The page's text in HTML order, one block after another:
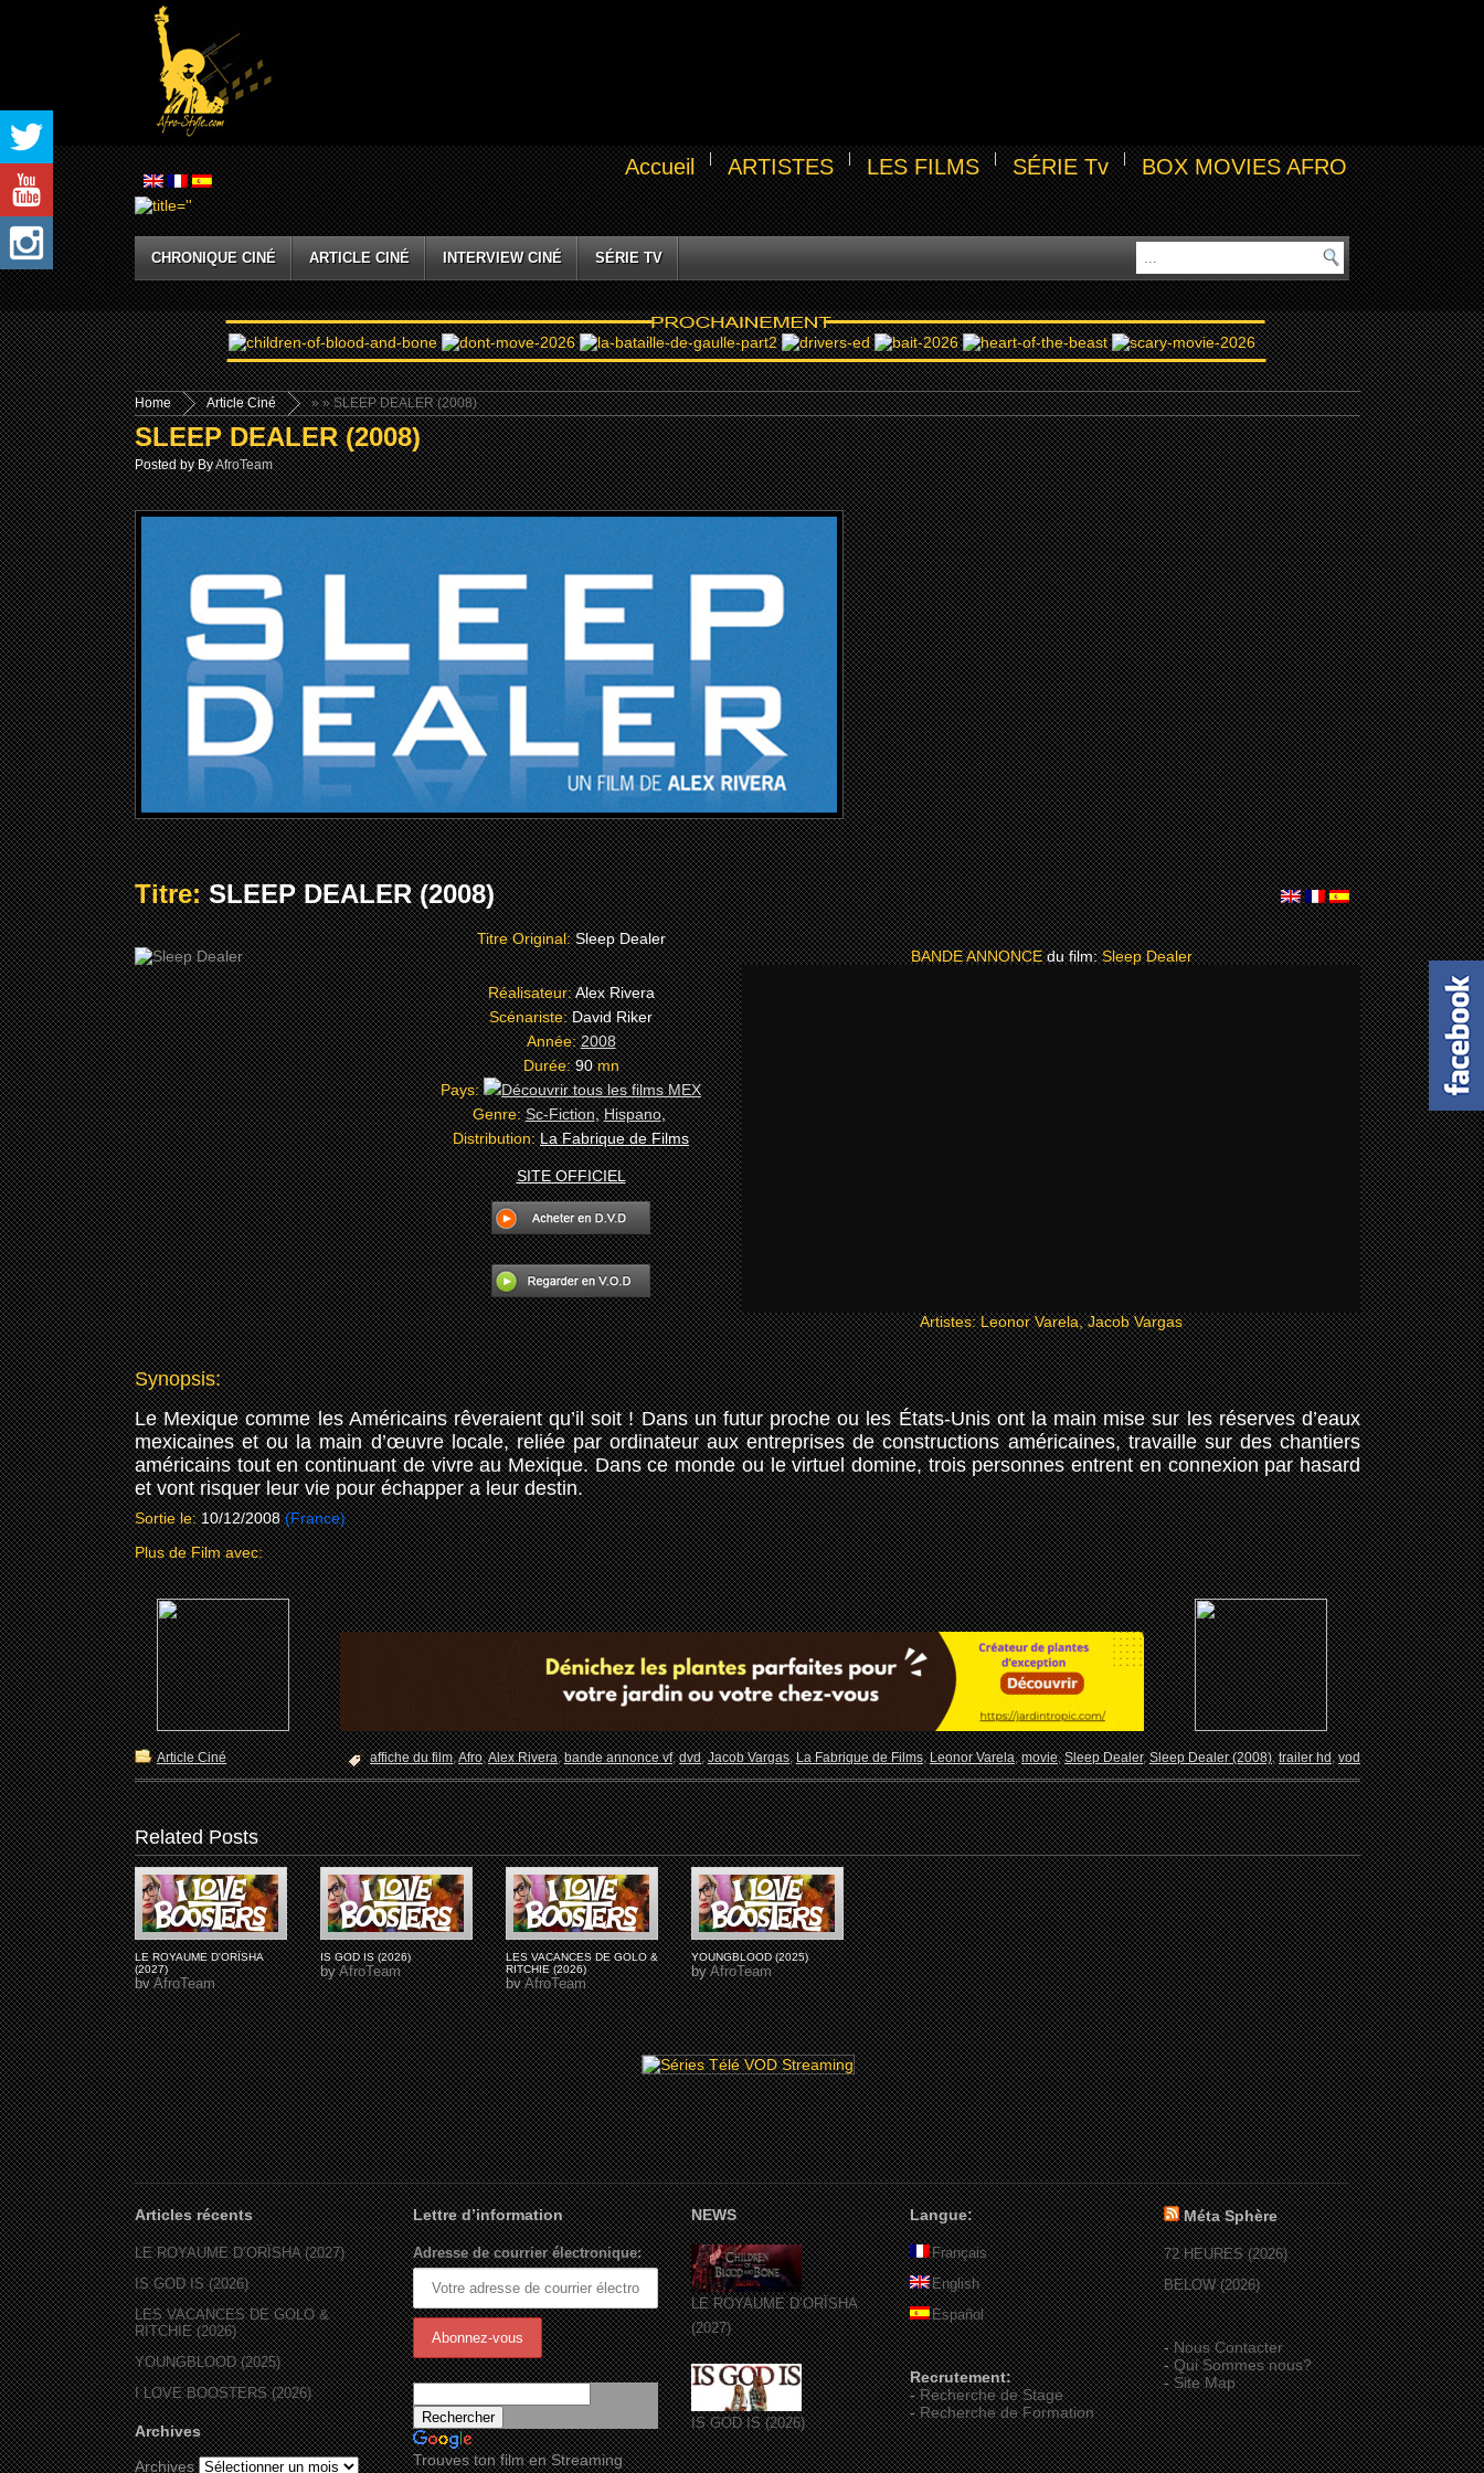
Accueil ARTISTES LES FILMS SÉRIE Tv BOX MOVIES AFRO
CHRONIQUE CINÉ ARTICLE CINÉ INTERVIEW CINÉ SÉRIE TV
Home »
Article Ciné » SLEEP DEALER (2008)
SLEEP DEALER (2008)
Posted by ByAfroTeam
Titre:SLEEP DEALER (2008)
Titre Original:Sleep Dealer
Réalisateur:Alex Rivera
Scénariste:David Riker
Année:2008
Durée:90mn
Pays:
Genre:Sc-Fiction,Hispano,
Distribution:La Fabrique de Films
SITE OFFICIEL
BANDE ANNONCE du film: Sleep Dealer
Artistes:Leonor Varela, Jacob Vargas
Synopsis:
Le Mexique comme les Américains rêveraient qu’il soit ! Dans un futur proche ou les États-Unis ont la main mise sur les réserves d’eaux
mexicaines et ou la main d’œuvre locale, reliée par ordinateur aux entreprises de constructions américaines, travaille sur des chantiers
américains tout en continuant de vivre au Mexique. Dans ce monde ou le virtuel domine, trois personnes entrent en connexion par hasard
et vont risquer leur vie pour échapper a leur destin.
Sortie le: 10/12/2008 (France)
Plus de Film avec:
Article Ciné affiche du film,Afro,Alex Rivera,bande annonce vf,dvd,Jacob Vargas,La Fabrique de Films,Leonor Varela,movie,Sleep Dealer,Sleep Dealer (2008),trailer hd,vod
Related Posts
LE ROYAUME D'ORÏSHA
(2027)
byAfroTeam
IS GOD IS (2026)
byAfroTeam
LES VACANCES DE GOLO &
RITCHIE (2026)
byAfroTeam
YOUNGBLOOD (2025)
byAfroTeam
Articles récents
LE ROYAUME D’ORÏSHA (2027)
IS GOD IS (2026)
LES VACANCES DE GOLO &
RITCHIE (2026)
YOUNGBLOOD (2025)
I LOVE BOOSTERS (2026)
Archives
Archives
Lettre d’information
Adresse de courrier électronique:
Trouves ton film en Streaming
NEWS
LE ROYAUME D’ORÏSHA
(2027)
IS GOD IS (2026)
Langue:
Français
English
Español
Recrutement:
-Recherche de Stage
-Recherche de Formation
Méta Sphère
72 HEURES (2026)
BELOW (2026)
-Nous Contacter
-Qui Sommes nous?
-Site Map